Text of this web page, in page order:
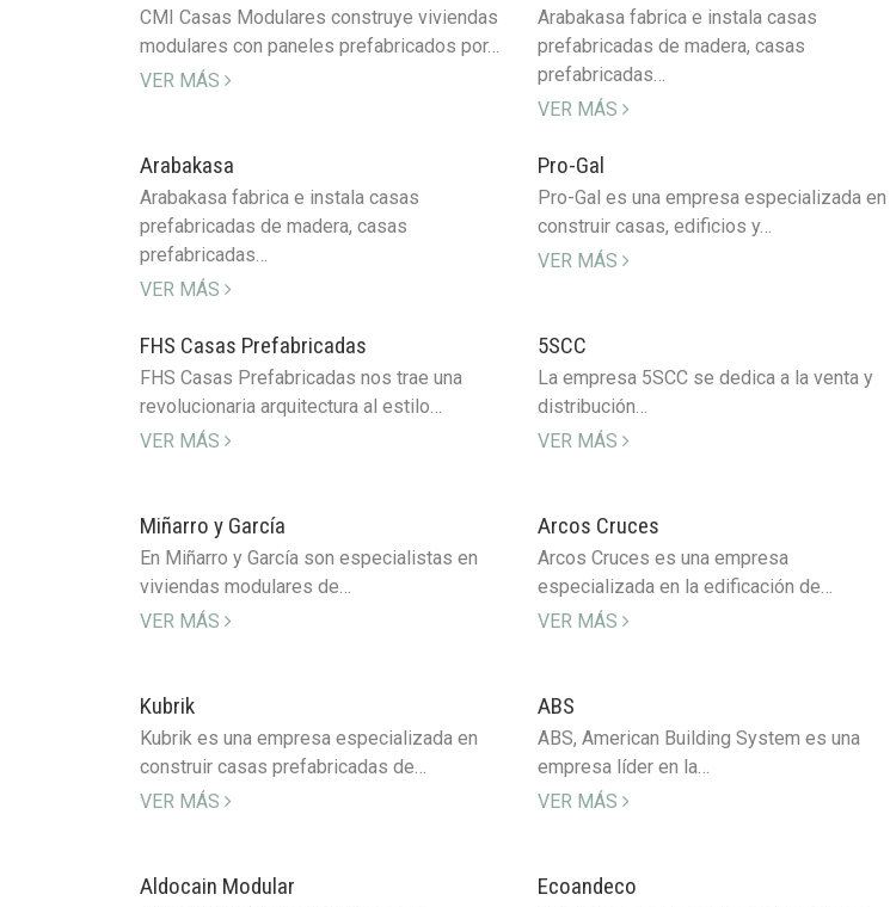
CMI Casas Modulares construye viviendas
modulares con paneles prefabricados por…
VER MÁS
Arabakasa fabrica e instala casas
prefabricadas de madera, casas
prefabricadas…
VER MÁS
Arabakasa
Arabakasa fabrica e instala casas
prefabricadas de madera, casas
prefabricadas…
VER MÁS
Pro-Gal
Pro-Gal es una empresa especializada en
construir casas, edificios y…
VER MÁS
FHS Casas Prefabricadas
FHS Casas Prefabricadas nos trae una
revolucionaria arquitectura al estilo…
VER MÁS
5SCC
La empresa 5SCC se dedica a la venta y
distribución…
VER MÁS
Miñarro y García
En Miñarro y García son especialistas en
viviendas modulares de…
VER MÁS
Arcos Cruces
Arcos Cruces es una empresa
especializada en la edificación de…
VER MÁS
Kubrik
Kubrik es una empresa especializada en
construir casas prefabricadas de…
VER MÁS
ABS
ABS, American Building System es una
empresa líder en la…
VER MÁS
Aldocain Modular Ecoandeco